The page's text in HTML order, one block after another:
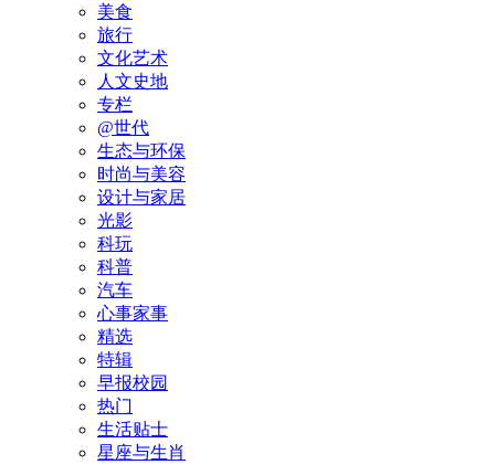
美食
旅行
文化艺术
人文史地
专栏
@世代
生态与环保
时尚与美容
设计与家居
光影
科玩
科普
汽车
心事家事
精选
特辑
早报校园
热门
生活贴士
星座与生肖